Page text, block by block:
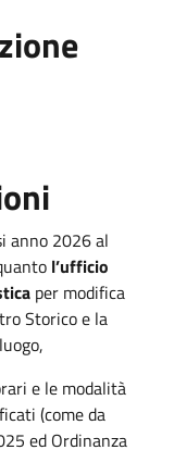
anno 2026 al
l’ufficio
per modifica
Storico e la
e le modalità
(come da
ed Ordinanza